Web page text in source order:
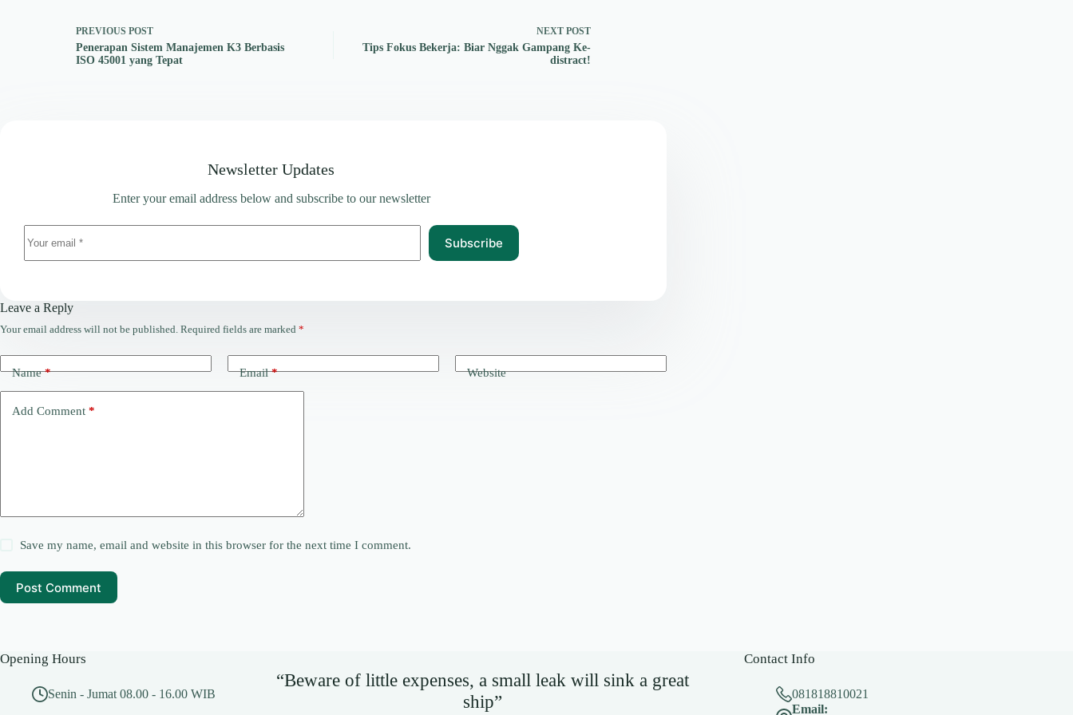
PREVIOUS POST
Penerapan Sistem Manajemen K3 Berbasis
ISO 45001 yang Tepat
NEXT POST
Tips Fokus Bekerja: Biar Nggak Gampang Ke-
distract!
Newsletter Updates
Enter your email address below and subscribe to our newsletter
Subscribe
Leave a Reply
Your email address will not be published. Required fields are marked *
Name* Email* Website
Add Comment *
Save my name, email and website in this browser for the next time I comment.
Post Comment
Opening Hours
Senin - Jumat 08.00 - 16.00 WIB
“Beware of little expenses, a small leak will sink a great
ship”
Contact Info
081818810021
Email: